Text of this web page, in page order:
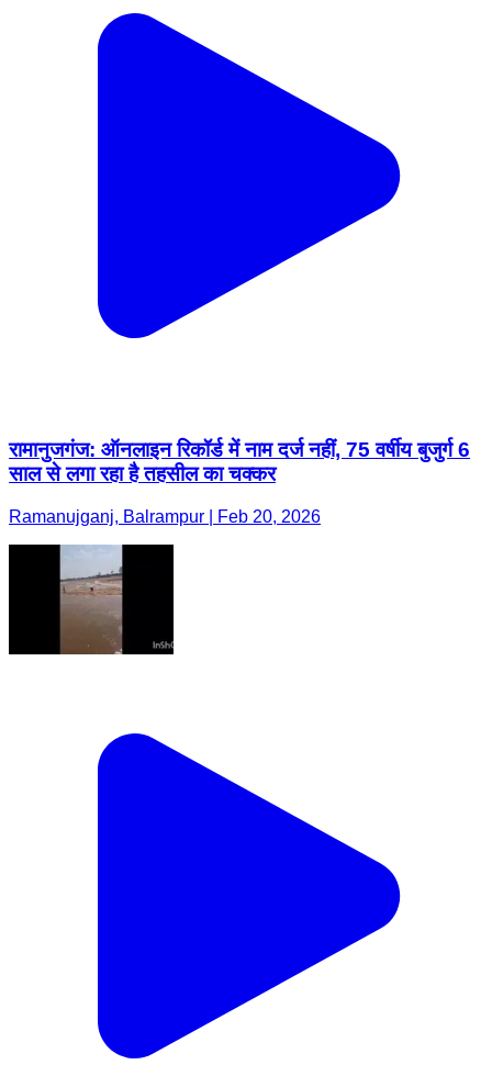
रामानुजगंज: ऑनलाइन रिकॉर्ड में नाम दर्ज नहीं, 75 वर्षीय बुजुर्ग 6
साल से लगा रहा है तहसील का चक्कर
Ramanujganj, Balrampur | Feb 20, 2026